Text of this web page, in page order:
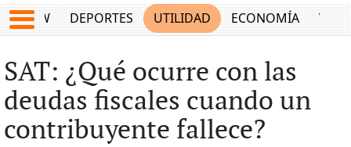
SHOW DEPORTES UTILIDAD ECONOMÍA VIDA
SAT: ¿Qué ocurre con las
deudas fiscales cuando un
contribuyente fallece?